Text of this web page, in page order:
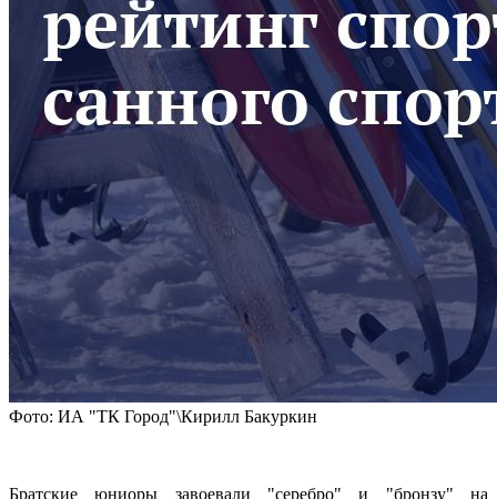
Фото: ИА "ТК Город"\Кирилл Бакуркин
Братские юниоры завоевали "серебро" и "бронзу" на